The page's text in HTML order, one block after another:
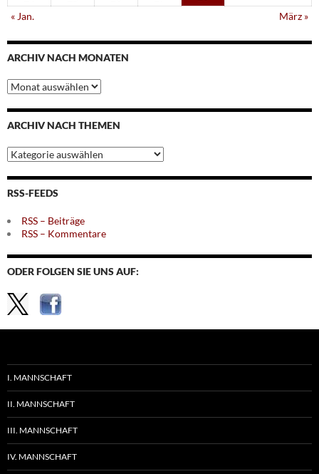
« Jan.
März »
ARCHIV NACH MONATEN
Archiv
nach
Monaten
ARCHIV NACH THEMEN
Archiv
nach
Themen
RSS-FEEDS
RSS – Beiträge
RSS – Kommentare
ODER FOLGEN SIE UNS AUF:
I. MANNSCHAFT
II. MANNSCHAFT
III. MANNSCHAFT
IV. MANNSCHAFT